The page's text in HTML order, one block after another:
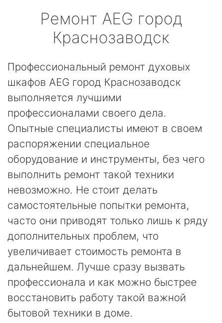
Ремонт AEG город
Краснозаводск
Профессиональный ремонт духовых
шкафов AEG город Краснозаводск
выполняется лучшими
профессионалами своего дела.
Опытные специалисты имеют в своем
распоряжении специальное
оборудование и инструменты, без чего
выполнить ремонт такой техники
невозможно. Не стоит делать
самостоятельные попытки ремонта,
часто они приводят только лишь к ряду
дополнительных проблем, что
увеличивает стоимость ремонта в
дальнейшем. Лучше сразу вызвать
профессионала и как можно быстрее
восстановить работу такой важной
бытовой техники в доме.